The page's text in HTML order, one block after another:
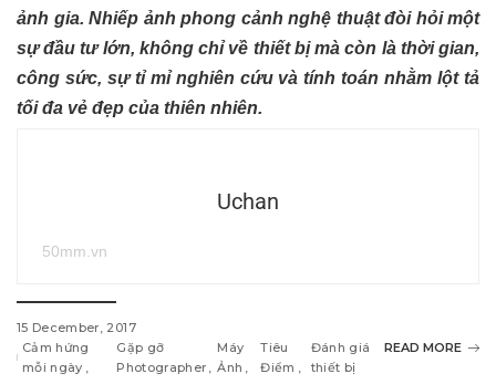
ảnh gia. Nhiếp ảnh phong cảnh nghệ thuật đòi hỏi một
sự đầu tư lớn, không chỉ về thiết bị mà còn là thời gian,
công sức, sự tỉ mỉ nghiên cứu và tính toán nhằm lột tả
tối đa vẻ đẹp của thiên nhiên.
Uchan
50mm.vn
15 December, 2017
Cảm hứng
mỗi ngày
Gặp gỡ
Photographer
Máy
Ảnh
Tiêu
Điểm
Đánh giá
thiết bị
READ MORE